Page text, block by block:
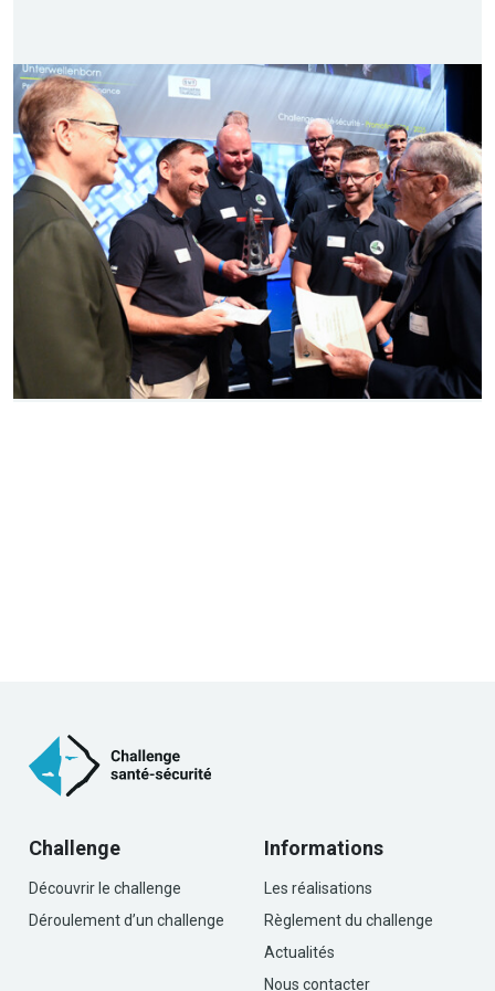
Challenge
Découvrir le challenge
Déroulement d’un challenge
Informations
Les réalisations
Règlement du challenge
Actualités
Nous contacter